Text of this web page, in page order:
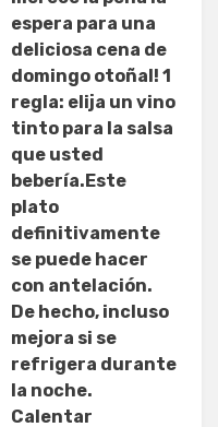
espera para una
deliciosa cena de
domingo otoñal! 1
regla: elija un vino
tinto para la salsa
que usted
bebería.Este
plato
definitivamente
se puede hacer
con antelación.
De hecho, incluso
mejora si se
refrigera durante
la noche.
Calentar